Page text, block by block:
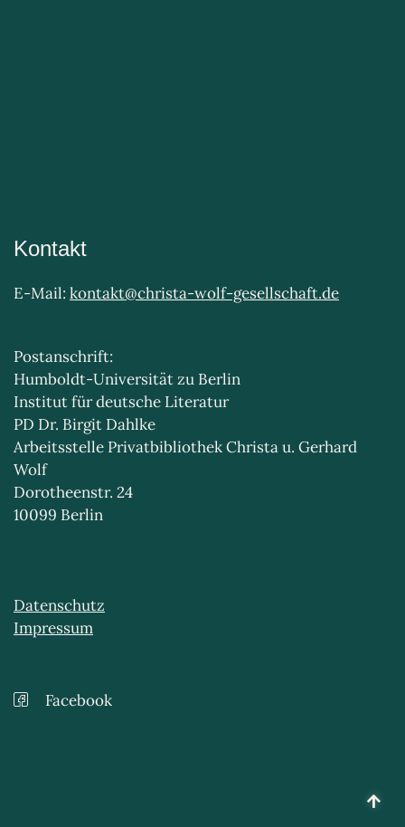
Kontakt
E-Mail: kontakt@christa-wolf-gesellschaft.de
Postanschrift:
Humboldt-Universität zu Berlin
Institut für deutsche Literatur
PD Dr. Birgit Dahlke
Arbeitsstelle Privatbibliothek Christa u. Gerhard
Wolf
Dorotheenstr. 24
10099 Berlin
Datenschutz
Impressum
Facebook